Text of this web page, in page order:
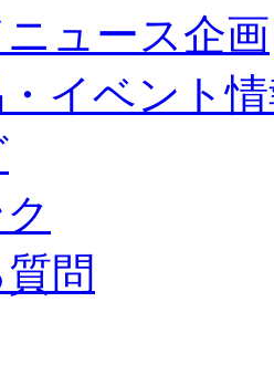
ュース企画
イベント
問